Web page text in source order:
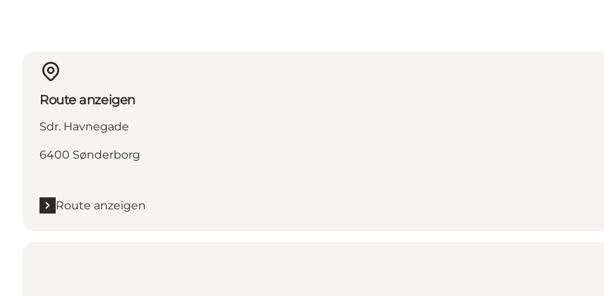
Route anzeigen
Sdr. Havnegade
6400 Sønderborg
Route anzeigen